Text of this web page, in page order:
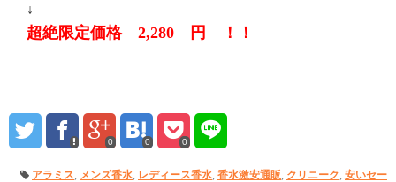
↓
超絶限定価格 2,280 円 ！！
0 0 0
アラミス, メンズ香水, レディース香水, 香水激安通販, クリニーク, 安いセー